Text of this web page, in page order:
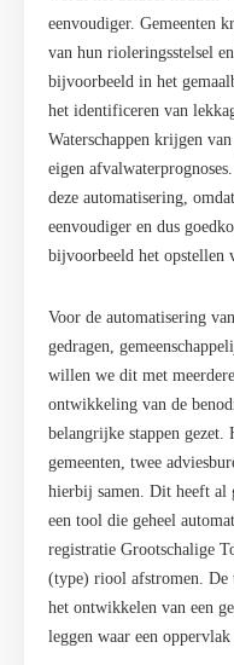
eenvoudiger. Gemeenten
van hun rioleringsstelsel
bijvoorbeeld in het
het identificeren van
Waterschappen krijgen
eigen
deze automatisering,
eenvoudiger en dus
bijvoorbeeld het opstellen
Voor de automatisering
gedragen,
willen we dit met
ontwikkeling van de
belangrijke stappen gezet.
gemeenten, twee
hierbij samen. Dit heeft al
een tool die geheel
registratie Grootschalige
(type) riool afstromen.
het ontwikkelen van een
leggen waar een